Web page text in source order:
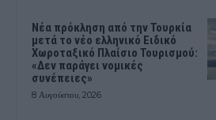
Νέα πρόκληση από την Τουρκία
μετά το νέο ελληνικό Ειδικό
Χωροταξικό Πλαίσιο Τουρισμού:
«Δεν παράγει νομικές
συνέπειες»
8 Αυγούστου, 2026